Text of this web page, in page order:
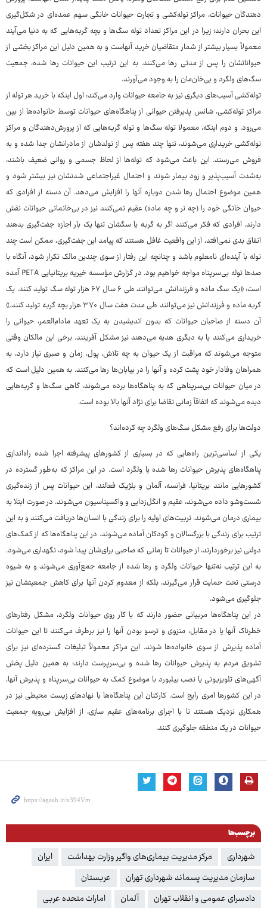
دهندگان حیوانات، مراکز توله‌کشی و تجارت حیوانات خانگی سهم عمده‌ای در شکل‌گیری
این بحران دارند؛ زیرا در این مراکز تعداد توله‌ سگ‌ها و بچه گربه‌هایی که به دنیا می‌آیند
معمولاً بسیار بیشتر از شمار متقاضیان خرید آنهاست و به همین دلیل این مراکز بخشی از
حیواناتشان را پس از مدتی رها می‌کنند. به این ترتیب این حیوانات رها شده، جمعیت
سگ‌های ولگرد و بی‌خان‌مان را به وجود می‌آورند.
توله‌کشی آسیب‌های دیگری نیز به جامعه حیوانات وارد می‌کند: اول اینکه با خرید هر توله از
مراکز توله‌کشی، شانس پذیرفتن حیوانی از پناهگاه‌های حیوانات توسط خانواده‌ها از بین
می‌رود. و دوم اینکه، معمولا توله سگ‌ها و توله گربه‌هایی که از پرورش‌دهندگان و مراکز
توله‌کشی خریداری می‌شوند، تنها چند هفته پس از تولدشان از مادرانشان جدا شده و به
فروش می‌رسند. این باعث می‌شود که توله‌ها از لحاظ جسمی و روانی ضعیف باشند،
به‌شدت آسیب‌پذیر و زود بیمار شوند و احتمال غیراجتماعی شدنشان نیز بیشتر شود و
همین موضوع احتمال رها شدن دوباره آنها را افزایش می‌دهد. آن دسته از افرادی که
حیوان خانگی خود را (چه نر و چه ماده) عقیم نمی‌کنند نیز در بی‌خانمانی حیوانات نقش
دارند. افرادی که فکر می‌کنند اگر به گربه یا سگشان تنها یک بار اجازه جفت‌گیری بدهند
اتفاق بدی نمی‌افتد، از این واقعیت غافل هستند که پیامد این جفت‌گیری، ممکن است چند
توله با آینده‌ای نامعلوم باشد و چنانچه این رفتار از سوی چندین مالک تکرار شود، آنگاه با
صدها توله بی‌سرپناه مواجه خواهیم بود. در گزارش مؤسسه خیریه بریتانیایی PETA آمده
است: «یک سگ ماده و فرزندانش می‌توانند طی ۶ سال ۶۷ هزار توله سگ تولید کنند. یک
گربه ماده و فرزندانش نیز می‌توانند طی مدت هفت سال ۳۷۰ هزار بچه گربه تولید کنند.»
آن دسته از صاحبان حیوانات که بدون اندیشیدن به یک تعهد مادام‌العمر، حیوانی را
خریداری می‌کنند یا به دیگری هدیه می‌دهند نیز مشکل‌ آفرینند. برخی این مالکان وقتی
متوجه می‌شوند که مراقبت از یک حیوان به چه تلاش، پول، زمان و صبری نیاز دارد، به
همراهان وفادار خود پشت کرده و آنها را در بیابان‌ها رها می‌کنند. به همین دلیل است که
در میان حیوانات بی‌سرپناهی که به پناهگاه‌ها برده می‌شوند، گاهی سگ‌ها و گربه‌هایی
دیده می‌شوند که اتفاقاً زمانی تقاضا برای نژاد آنها بالا بوده است.
دولت‌ها برای رفع مشکل سگ‌های ولگرد چه کرده‌اند؟
یکی از اساسی‌ترین راه‌هایی که در بسیاری از کشورهای پیشرفته اجرا شده راه‌اندازی
پناهگاه‌های پذیرش حیوانات رها شده یا ولگرد است. در این مراکز که به‌طور گسترده در
کشورهایی مانند بریتانیا، فرانسه‌، آلمان و بلژیک فعالند، این حیوانات پس از زنده‌گیری
شست‌وشو داده می‌شوند، عقیم و انگل‌زدایی و واکسیناسیون می‌شوند. در صورت ابتلا به
بیماری درمان می‌شوند. تربیت‌های اولیه را برای زندگی با انسان‌ها دریافت می‌کنند و به این
ترتیب برای زندگی با بزرگسالان و کودکان آماده می‌شوند. در این پناهگاه‌ها که از کمک‌های
دولتی نیز برخوردارند، از حیوانات تا زمانی که صاحبی برای‌شان پیدا شود، نگهداری می‌شود.
به این ترتیب نه‌تنها حیوانات ولگرد و رها شده از جامعه جمع‌آوری می‌شوند و به شیوه
درستی تحت حمایت قرار می‌گیرند، بلکه از معدوم کردن آنها برای کاهش جمعیتشان نیز
جلوگیری می‌شود.
در این پناهگاه‌ها مربیانی حضور دارند که با کار روی حیوانات ولگرد، مشکل رفتارهای
خطرناک آنها یا در مقابل، منزوی و ترسو بودن آنها را نیز برطرف می‌کنند تا این حیوانات
آماده پذیرش از سوی خانواده‌ها شوند. این مراکز معمولاً تبلیغات گسترده‌ای نیز برای
تشویق مردم به پذیرش حیوانات رها شده و بی‌سرپرست دارند؛ به همین دلیل پخش
آگهی‌های تلویزیونی یا نصب بیلبورد با موضوع کمک به حیوانات بی‌سرپناه و پذیرش آنها،
در این کشورها امری رایج است. کارکنان این پناهگاه‌ها با نهادهای زیست محیطی نیز در
همکاری نزدیک هستند تا با اجرای برنامه‌های عقیم سازی، از افزایش بی‌رویه جمعیت
حیوانات در یک منطقه جلوگیری کنند.
برچسب‌ها
شهرداری مرکز مدیریت بیماری‌های واگیر وزارت بهداشت
ایران
سازمان مدیریت پسماند شهرداری تهران
عربستان
دادسرای عمومی و انقلاب تهران
آلمان
امارات متحده عربی